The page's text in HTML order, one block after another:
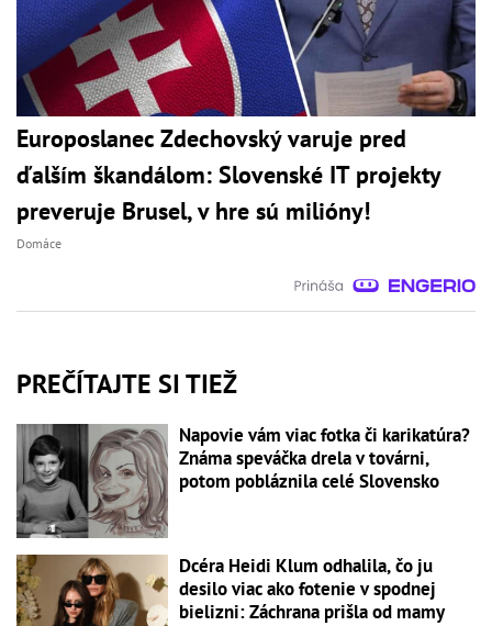
Europoslanec Zdechovský varuje pred
ďalším škandálom: Slovenské IT projekty
preveruje Brusel, v hre sú milióny!
Domáce
PREČÍTAJTE SI TIEŽ
Napovie vám viac fotka či karikatúra?
Známa speváčka drela v továrni,
potom pobláznila celé Slovensko
Dcéra Heidi Klum odhalila, čo ju
desilo viac ako fotenie v spodnej
bielizni: Záchrana prišla od mamy